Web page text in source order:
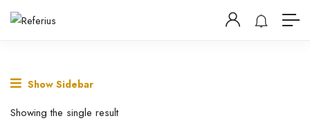
Show Sidebar
Showing the single result